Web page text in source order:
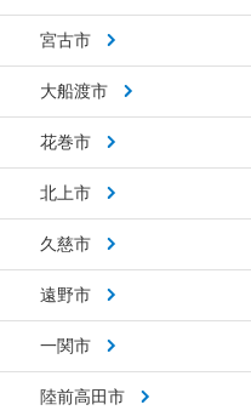
宮古市
大船渡市
花巻市
北上市
久慈市
遠野市
一関市
陸前高田市